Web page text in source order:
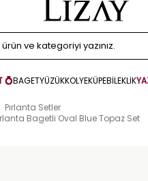
💍BAGETYÜZÜKKOLYEKÜPEBİLEKLİK
Pırlanta Setler
Bagetli Oval Blue Topaz Set